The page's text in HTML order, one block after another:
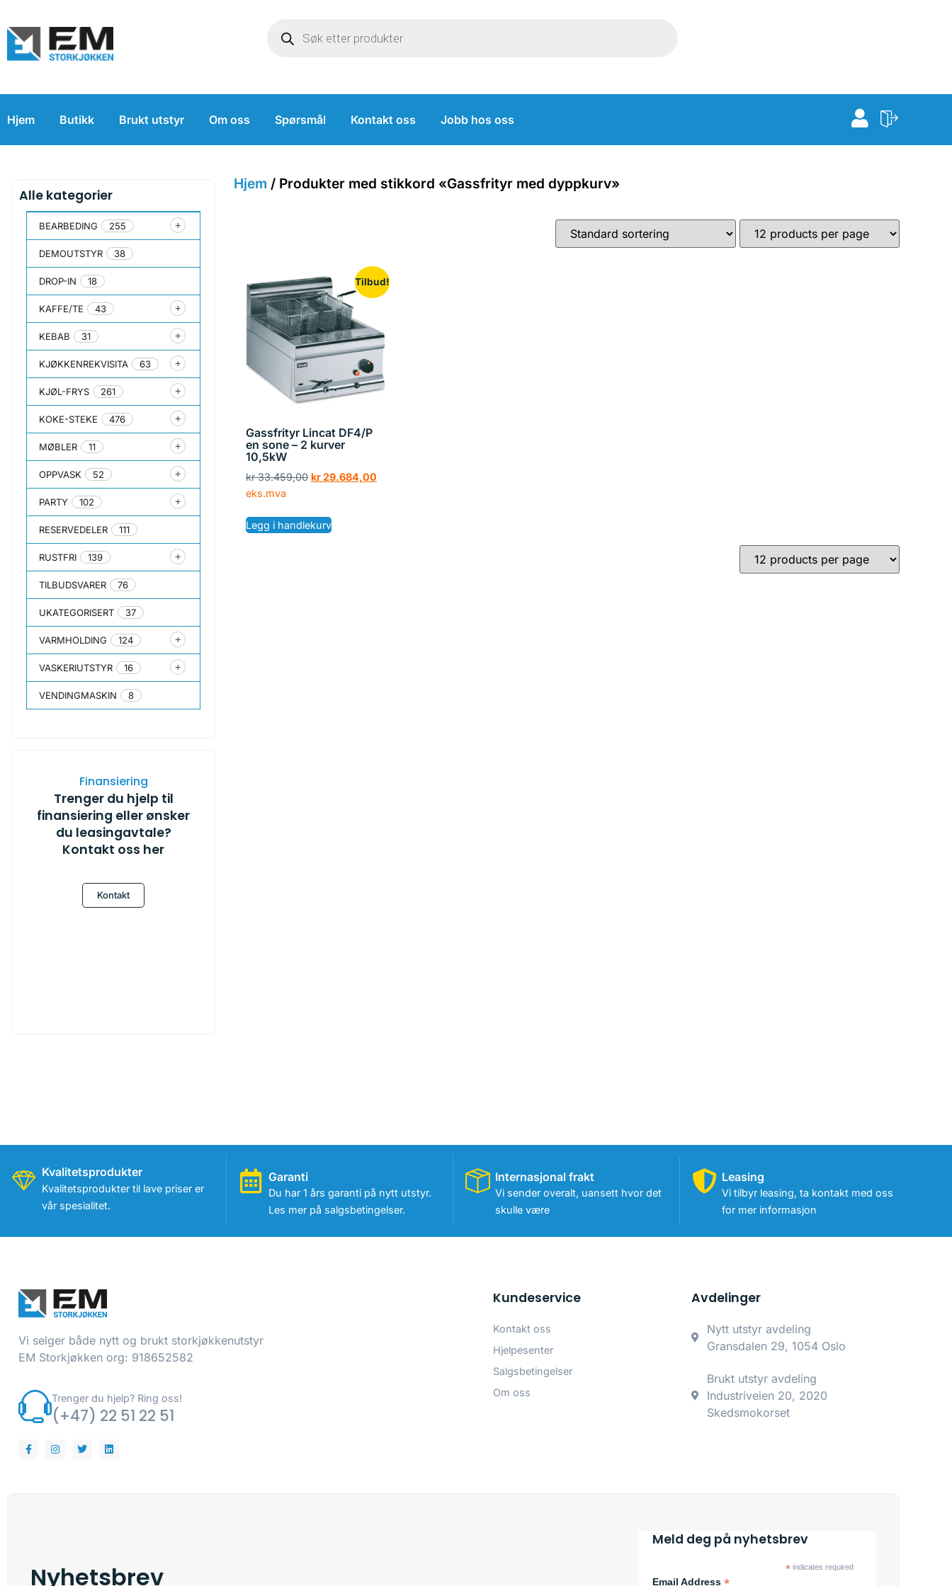
Hjem Butikk Brukt utstyr Om oss Spørsmål Kontakt oss Jobb hos oss
Alle kategorier
BEARBEDING 255
DEMOUTSTYR 38
DROP-IN 18
KAFFE/TE 43
KEBAB 31
KJØKKENREKVISITA 63
KJØL-FRYS 261
KOKE-STEKE 476
MØBLER 11
OPPVASK 52
PARTY 102
RESERVEDELER 111
RUSTFRI 139
TILBUDSVARER 76
UKATEGORISERT 37
VARMHOLDING 124
VASKERIUTSTYR 16
VENDINGMASKIN 8
Finansiering
Trenger du hjelp til
finansiering eller ønsker
du leasingavtale?
Kontakt oss her
Kontakt
Hjem / Produkter med stikkord «Gassfrityr med dyppkurv»
Tilbud!
Gassfrityr Lincat DF4/P
en sone – 2 kurver
10,5kW
kr33.459,00 kr29.684,00
eks.mva
Legg i handlekurv
Kvalitetsprodukter
Kvalitetsprodukter til lave priser er
vår spesialitet.
Garanti
Du har 1 års garanti på nytt utstyr.
Les mer på salgsbetingelser.
Internasjonal frakt
Vi sender overalt, uansett hvor det
skulle være
Leasing
Vi tilbyr leasing, ta kontakt med oss
for mer informasjon
Vi selger både nytt og brukt storkjøkkenutstyr
EM Storkjøkken org: 918652582
Trenger du hjelp? Ring oss!
(+47) 22 51 22 51
Kundeservice
Kontakt oss
Hjelpesenter
Salgsbetingelser
Om oss
Avdelinger
Nytt utstyr avdeling
Gransdalen 29, 1054 Oslo
Brukt utstyr avdeling
Industriveien 20, 2020
Skedsmokorset
Nyhetsbrev
Meld deg på nyhetsbrev
* indicates required
Email Address